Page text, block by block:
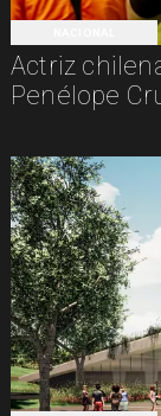
Actriz
Penélope